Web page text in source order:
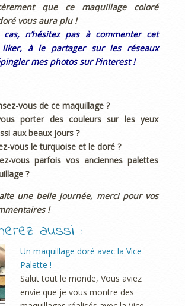
que ce maquillage coloré
vous aura plu !
n’hésitez pas à commenter cet
à le partager sur les réseaux
mes photos sur Pinterest !
vous de ce maquillage ?
porter des couleurs sur les yeux
aux beaux jours ?
vous le turquoise et le doré ?
vous parfois vos anciennes palettes
?
une belle journée, merci pour vos
!
aussi :
Un maquillage doré avec la Vice
Palette !
Salut tout le monde, Vous aviez
envie que je vous montre des